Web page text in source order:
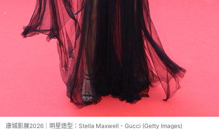
康城影展2026｜明星造型：Stella Maxwell - Gucci (Getty Images)